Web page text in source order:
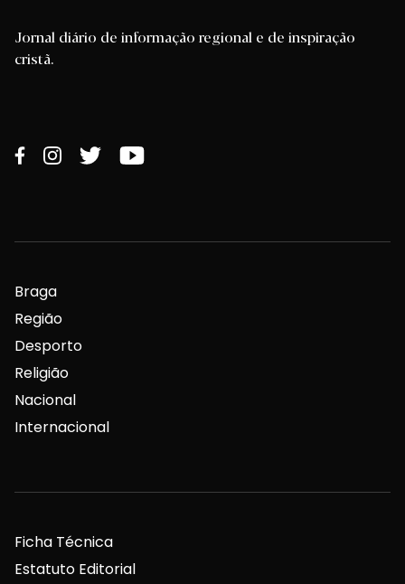
Jornal diário de informação regional e de inspiração
cristã.
Braga
Região
Desporto
Religião
Nacional
Internacional
Ficha Técnica
Estatuto Editorial